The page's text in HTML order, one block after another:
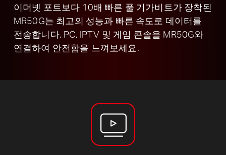
이더넷 포트보다 10배 빠른 풀 기가비트가 장착된
MR50G는 최고의 성능과 빠른 속도로 데이터를
전송합니다. PC, IPTV 및 게임 콘솔을 MR50G와
연결하여 안전함을 느껴보세요.